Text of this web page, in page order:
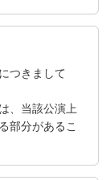
つきまして
、当該公演上
部分があるこ